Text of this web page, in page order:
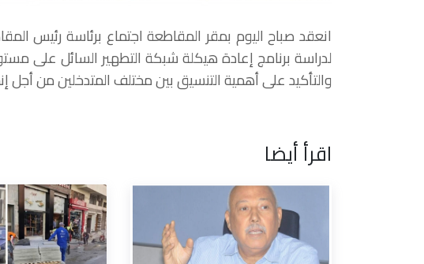
انعقد صباح اليوم بمقر المقاطعة اجتماع برئاسة رئيس
لدراسة برنامج إعادة هيكلة شبكة التطهير السائل على
والتأكيد على أهمية التنسيق بين مختلف المتدخلين من
اقرأ أيضا